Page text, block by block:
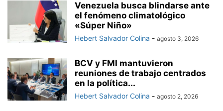
Venezuela busca blindarse ante
el fenómeno climatológico
«Súper Niño»
Hebert Salvador Colina - agosto 3, 2026
BCV y FMI mantuvieron
reuniones de trabajo centrados
en la política...
Hebert Salvador Colina - agosto 2, 2026